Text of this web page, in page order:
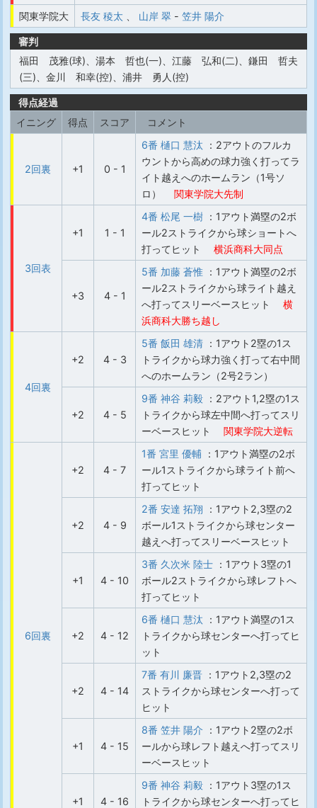
関東学院大
長友 稜太 山岸 翠 - 笠井 陽介
審判
福田 茂雅(球)、湯本 哲也(一)、江藤 弘和(二)、鎌田 哲夫
(三)、金川 和幸(控)、浦井 勇人(控)
得点経過
イニング
得点 スコア コメント
2回裏 +1 0 - 1
6番 樋口 慧汰 ：2アウトのフルカ
ウントから高めの球力強く打ってラ
イト越えへのホームラン（1号ソ
ロ）
関東学院大先制
3回表
+1 1 - 1
4番 松尾 一樹 ：1アウト満塁の2ボ
ール2ストライクから球ショートへ
打ってヒット
横浜商科大同点
+3 4 - 1
5番 加藤 蒼惟 ：1アウト満塁の2ボ
ール2ストライクから球ライト越え
へ打ってスリーベースヒット
横
浜商科大勝ち越し
4回裏
+2 4 - 3
5番 飯田 雄清 ：1アウト2塁の1ス
トライクから球力強く打って右中間
へのホームラン（2号2ラン）
+2 4 - 5
9番 神谷 莉毅 ：2アウト1,2塁の1ス
トライクから球左中間へ打ってスリ
ーベースヒット
関東学院大逆転
6回裏
+2 4 - 7
1番 宮里 優輔 ：1アウト満塁の2ボ
ール1ストライクから球ライト前へ
打ってヒット
+2 4 - 9
2番 安達 拓翔 ：1アウト2,3塁の2
ボール1ストライクから球センター
越えへ打ってスリーベースヒット
+1 4 - 10
3番 久次米 陸士 ：1アウト3塁の1
ボール2ストライクから球レフトへ
打ってヒット
+2 4 - 12
6番 樋口 慧汰 ：1アウト満塁の1ス
トライクから球センターへ打ってヒ
ット
+2 4 - 14
7番 有川 廉晋 ：1アウト2,3塁の2
ストライクから球センターへ打って
ヒット
+1 4 - 15
8番 笠井 陽介 ：1アウト2塁の2ボ
ールから球レフト越えへ打ってスリ
ーベースヒット
+1 4 - 16
9番 神谷 莉毅 ：1アウト3塁の1ス
トライクから球センターへ打ってヒ